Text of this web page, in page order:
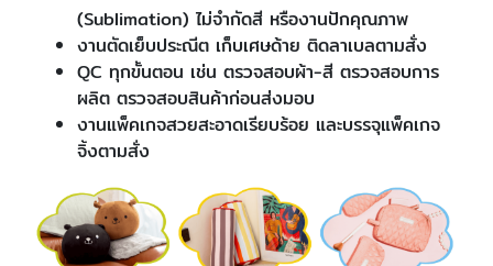
(Sublimation) ไม่จำกัดสี หรืองานปักคุณภาพ
งานตัดเย็บประณีต เก็บเศษด้าย ติดลาเบลตามสั่ง
QC ทุกขั้นตอน เช่น ตรวจสอบผ้า-สี ตรวจสอบการ
ผลิต ตรวจสอบสินค้าก่อนส่งมอบ
งานแพ็คเกจสวยสะอาดเรียบร้อย และบรรจุแพ็คเกจ
จิ้งตามสั่ง